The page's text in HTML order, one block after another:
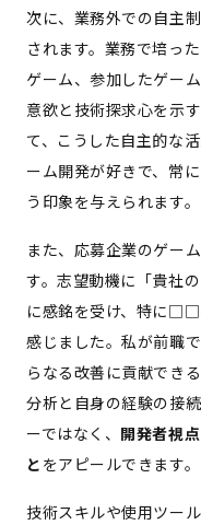
次に、業務外での自主
されます。業務で培っ
ゲーム、参加したゲー
意欲と技術探求心を示
て、こうした自主的な
ーム開発が好きで、常
う印象を与えられます。
また、応募企業のゲー
す。志望動機に「貴
に感銘を受け、特に□□
感じました。私が前職
らなる改善に貢献でき
分析と自身の経験の接
ーではなく、 開発者視
と をアピールできます。
技術スキルや使用ツー